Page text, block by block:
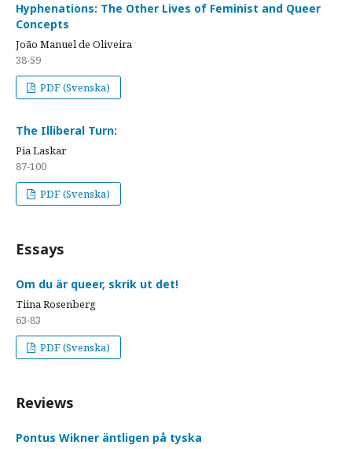
Hyphenations: The Other Lives of Feminist and Queer
Concepts
João Manuel de Oliveira
38-59
PDF (Svenska)
The Illiberal Turn:
Pia Laskar
87-100
PDF (Svenska)
Essays
Om du är queer, skrik ut det!
Tiina Rosenberg
63-83
PDF (Svenska)
Reviews
Pontus Wikner äntligen på tyska